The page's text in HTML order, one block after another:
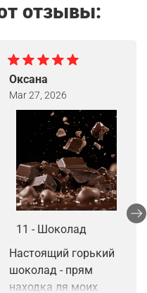
отзывы:
Оксана
Mar 27, 2026
11 - Шоколад
Настоящий горький
шоколад - прям
находка ля моих